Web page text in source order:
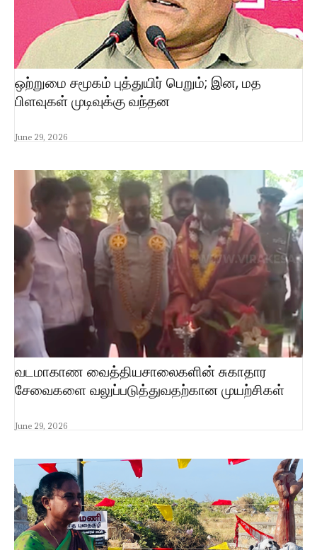
ஒற்றுமை சமூகம் புத்துயிர் பெறும்; இன, மத
பிளவுகள் முடிவுக்கு வந்தன
June 29, 2026
வடமாகாண வைத்தியசாலைகளின் சுகாதார
சேவைகளை வலுப்படுத்துவதற்கான முயற்சிகள்
June 29, 2026